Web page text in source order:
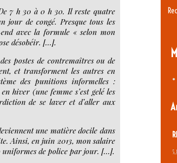
7 h 30 à 0 h 30. Il reste quatre
jour de congé. Presque tous les
avec la formule « selon mon
désobéir. […].
postes de contremaîtres ou de
et transforment les autres en
des punitions informelles :
hiver (une femme s’est gelé les
de se laver et d’aller aux
une matière docile dans
Ainsi, en juin 2013, mon salaire
uniformes de police par jour. […].
•
5